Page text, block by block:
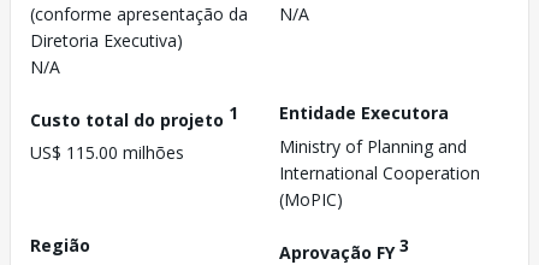
(conforme apresentação da
Diretoria Executiva)
N/A
N/A
Custo total do projeto 1
US$ 115.00 milhões
Entidade Executora
Ministry of Planning and
International Cooperation
(MoPIC)
Região
Aprovação FY3